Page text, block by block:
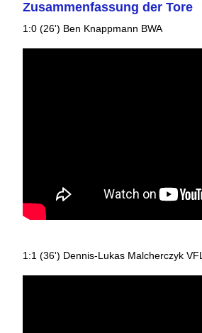
Zusammenfassung der Tore
1:0 (26') Ben Knappmann BWA
1:1 (36') Dennis-Lukas Malcherczyk VFL